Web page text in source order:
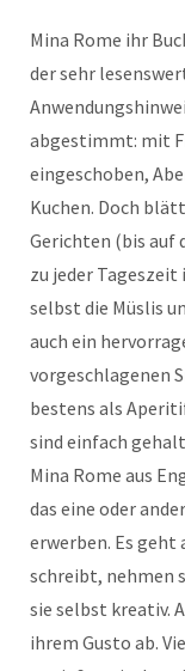
Mina Rome ihr
der sehr
abgestimmt: mit
eingeschoben,
Kuchen. Doch
Gerichten (bis auf
zu jeder
selbst die Müslis
auch ein
vorgeschlagenen
bestens als
sind einfach
Mina Rome aus
das eine oder
erwerben. Es geht
schreibt, nehmen
sie selbst kreativ.
ihrem Gusto ab.